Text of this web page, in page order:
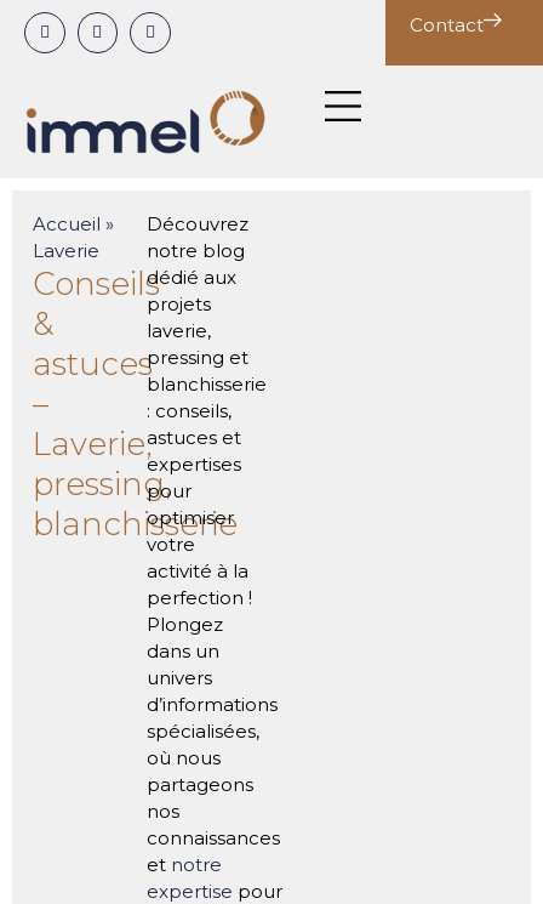
Contact
Accueil »
Laverie
Conseils
&
astuces
–
Laverie,
pressing,
blanchisserie
Découvrez
notre blog
dédié aux
projets
laverie,
pressing et
blanchisserie
: conseils,
astuces et
expertises
pour
optimiser
votre
activité à la
perfection !
Plongez
dans un
univers
d’informations
spécialisées,
où nous
partageons
nos
connaissances
et notre
expertise pour
Panneau de gestion des cookies